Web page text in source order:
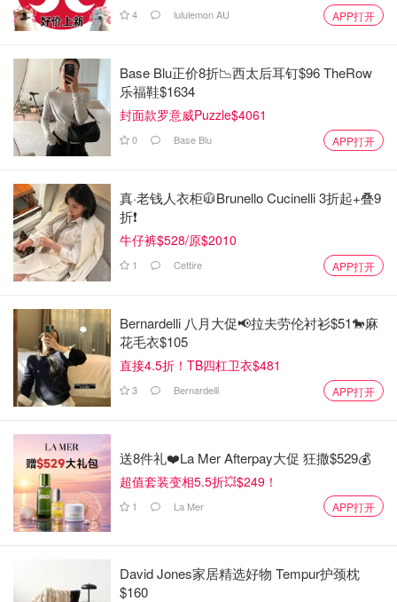
4 lululemon AU APP打开
Base Blu正价8折📉西太后耳钉$96 TheRow
乐福鞋$1634
封面款罗意威Puzzle$4061
0 Base Blu APP打开
真·老钱人衣柜🧥Brunello Cucinelli 3折起+叠9
折❗️
牛仔裤$528/原$2010
1 Cettire APP打开
Bernardelli 八月大促📢拉夫劳伦衬衫$51🐎麻
花毛衣$105
直接4.5折！TB四杠卫衣$481
3 Bernardelli APP打开
送8件礼❤️La Mer Afterpay大促 狂撒$529💰
超值套装变相5.5折💥$249！
1 La Mer APP打开
David Jones家居精选好物 Tempur护颈枕
$160